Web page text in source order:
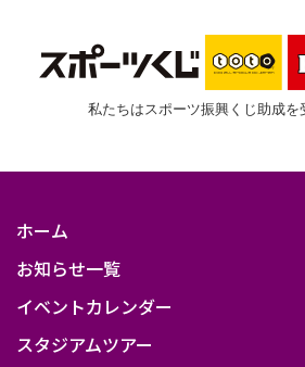
私たちはスポーツ振興くじ助成を
ホーム
お知らせ一覧
イベントカレンダー
スタジアムツアー